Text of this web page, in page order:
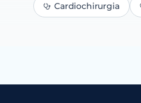
Cardiochirurgia